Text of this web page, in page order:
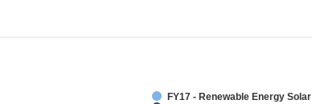
FY17 - Renewable Energy Solar